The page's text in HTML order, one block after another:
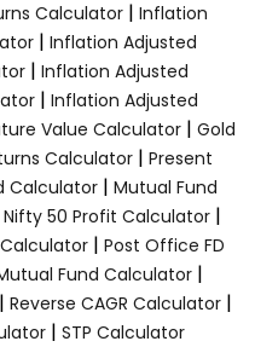
Calculator| Inflation
| Inflation Adjusted
| Inflation Adjusted
| Inflation Adjusted
Value Calculator | Gold
Calculator | Present
Calculator | Mutual Fund
Nifty 50 Profit Calculator|
Calculator| Post Office FD
Fund Calculator|
| Reverse CAGR Calculator |
| STP Calculator